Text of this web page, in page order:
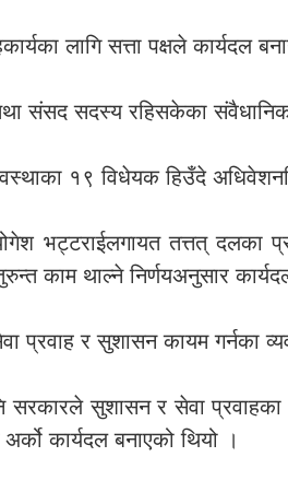
लागि सत्ता पक्षले कार्यदल
संसद सदस्य रहिसकेका
१९ विधेयक हिउँदे
भट्टराईलगायत तत्तत्
काम थाल्ने निर्णयअनुसार
प्रवाह र सुशासन कायम गर्नका
सुशासन र सेवा प्रवाहका
कार्यदल बनाएको थियो ।